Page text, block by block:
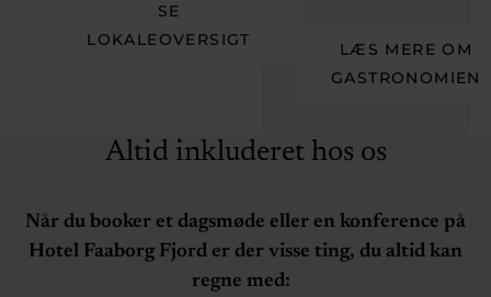
SE
LOKALEOVERSIGT
LÆS MERE OM
GASTRONOMIEN
Altid inkluderet hos os
Når du booker et dagsmøde eller en konference på
Hotel Faaborg Fjord er der visse ting, du altid kan
regne med: